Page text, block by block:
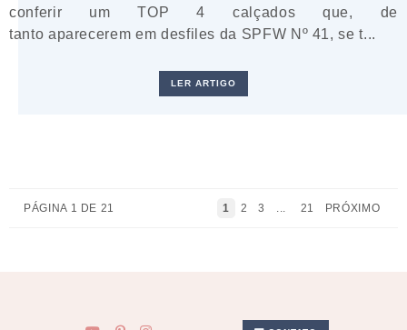
conferir um TOP 4 calçados que, de
tanto aparecerem em desfiles da SPFW Nº 41, se t...
LER ARTIGO
PÁGINA 1 DE 21 1 2 3 ... 21 PRÓXIMO